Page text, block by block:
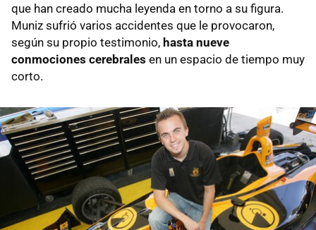
que han creado mucha leyenda en torno a su figura.
Muniz sufrió varios accidentes que le provocaron,
según su propio testimonio, hasta nueve
conmociones cerebrales en un espacio de tiempo muy
corto.